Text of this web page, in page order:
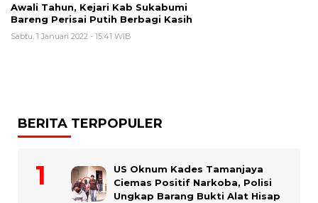
Awali Tahun, Kejari Kab Sukabumi
Bareng Perisai Putih Berbagi Kasih
Sabtu, 1 Januari 2022 - 15:41 WIB
BERITA TERPOPULER
US Oknum Kades Tamanjaya
Ciemas Positif Narkoba, Polisi
Ungkap Barang Bukti Alat Hisap